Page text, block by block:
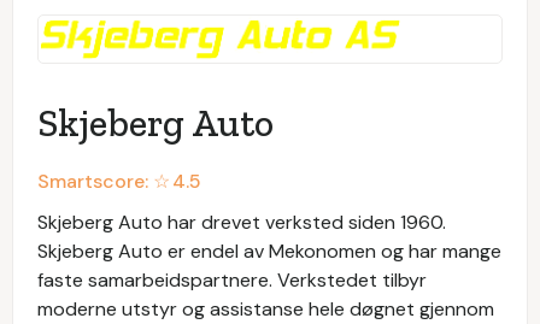
Skjeberg Auto
Smartscore: ☆4.5
Skjeberg Auto har drevet verksted siden 1960.
Skjeberg Auto er endel av Mekonomen og har mange
faste samarbeidspartnere. Verkstedet tilbyr
moderne utstyr og assistanse hele døgnet gjennom